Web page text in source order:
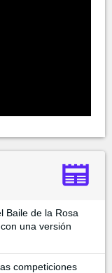
Baile de la Rosa
una versión
competiciones